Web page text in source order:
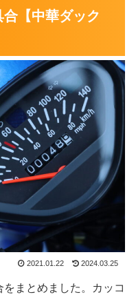
【中華ダック
2021.01.22 2024.03.25
まとめました。カッコ